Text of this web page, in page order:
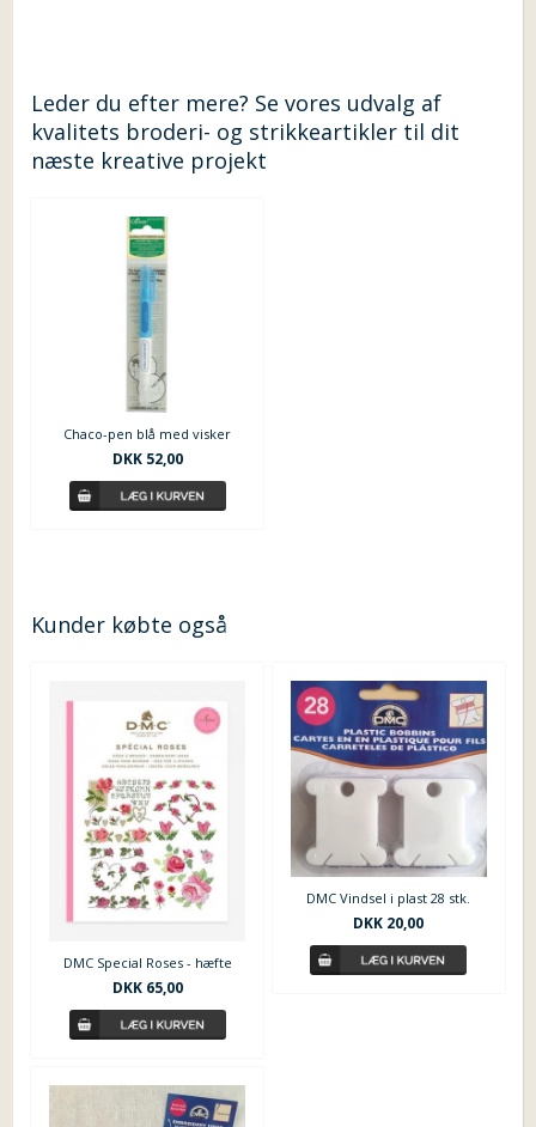
Leder du efter mere? Se vores udvalg af
kvalitets broderi- og strikkeartikler til dit
næste kreative projekt
Chaco-pen blå med visker
DKK 52,00
Kunder købte også
DMC Special Roses - hæfte
DKK 65,00
DMC Vindsel i plast 28 stk.
DKK 20,00